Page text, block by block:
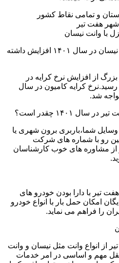
و تمامی نقاط کشور
هفت تیر
با وانت نیسان
آیا نرخ حمل بار و کرایه وانت و نیسان در سال ۱۴۰۱ افزایش داشته
از افزایش نرخ کرایه در
کرایه کامیون در سال
۱۴۰۱ چقدر است؟
شما،باربری برون شهری یا
رو با شماره های شرکت
گرفته و از مشاوره های خوب کارشناسان
تیر با دارا بودن خودرو های
امکان حمل بار با انواع خودرو
را فراهم می نماید.
از انواع وانت مثل نیسان و وانت
مهم و اساسی در امر خدمات